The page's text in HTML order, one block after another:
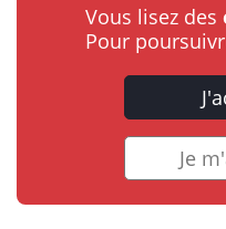
Vous lisez des
Pour
Je